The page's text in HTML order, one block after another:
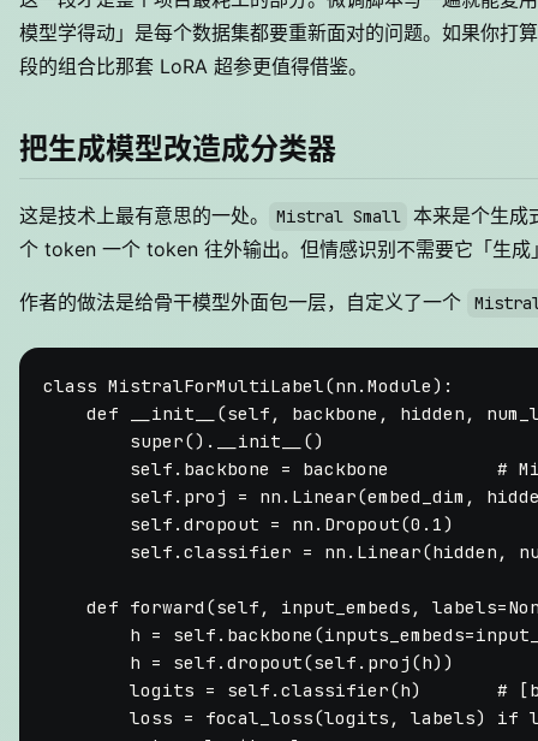
模型学得动」是每个数据集都要重新面对的问题。如果你打
段的组合比那套 LoRA 超参更值得借鉴。
把生成模型改造成分类器
这是技术上最有意思的一处。 Mistral Small 本来是个生
个 token 一个 token 往外输出。但情感识别不需要它「生
作者的做法是给骨干模型外面包一层，自定义了一个
class MistralForMultiLabel(nn.Module):
def
__init__ (self, backbone, hidden,
super().__init__()
self .backbone = backbone #
self .proj = nn.Linear(embed_dim,
self .dropout = nn.Dropout(0.1)
self .classifier = nn.Linear(hidden,
def forward (self, input_embeds, labels=
        h =
self
        h =
self .dropout(self .proj(h))
        logits =
self .classifier(h) #
        loss = focal_loss(logits, labels)
if